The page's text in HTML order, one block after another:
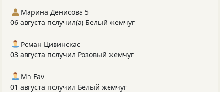
Марина Денисова 5
06 августа получил(а) Белый жемчуг
Роман Цивинскас
03 августа получил Розовый жемчуг
Mh Fav
01 августа получил Белый жемчуг